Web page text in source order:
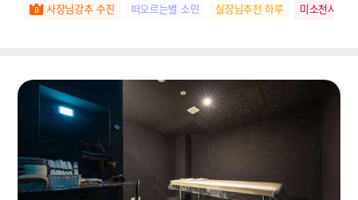
사장님강추 수진 떠오르는별 소민 실장님추천 하루 미소천사 유나